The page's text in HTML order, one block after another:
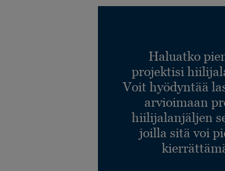
Haluatko
projektisi
Voit hyödyntää
arvioimaan
hiilijalanjäljen
joilla sitä voi